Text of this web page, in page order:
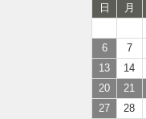
日 月
6
7
13
14
20
21
27
28